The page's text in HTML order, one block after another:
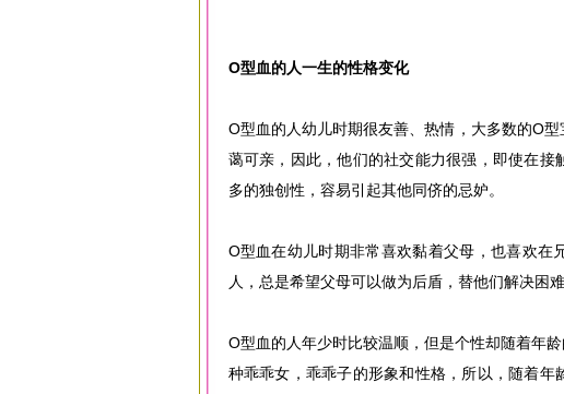
O型血的人一生的性格变化
O型血的人幼儿时期很友善、热情，大多数的O
蔼可亲，因此，他们的社交能力很强，即使在
多的独创性，容易引起其他同侪的忌妒。
O型血在幼儿时期非常喜欢黏着父母，也喜欢在
人，总是希望父母可以做为后盾，替他们解决困
O型血的人年少时比较温顺，但是个性却随着年
种乖乖女，乖乖子的形象和性格，所以，随着